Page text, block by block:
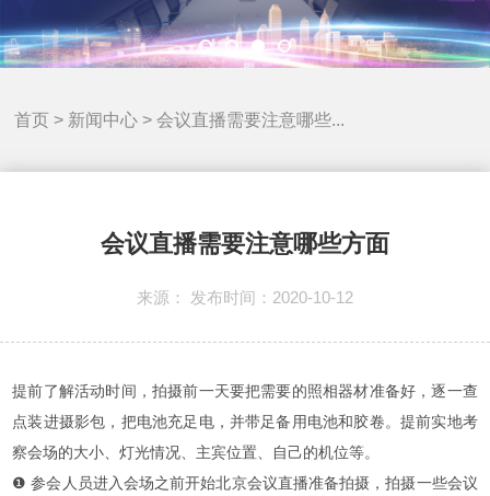
首页 > 新闻中心 >会议直播需要注意哪些...
会议直播需要注意哪些方面
来源： 发布时间：2020-10-12
提前了解活动时间，拍摄前一天要把需要的照相器材准备好，逐一查
点装进摄影包，把电池充足电，并带足备用电池和胶卷。提前实地考
察会场的大小、灯光情况、主宾位置、自己的机位等。
❶ 参会人员进入会场之前开始北京会议直播准备拍摄，拍摄一些会议